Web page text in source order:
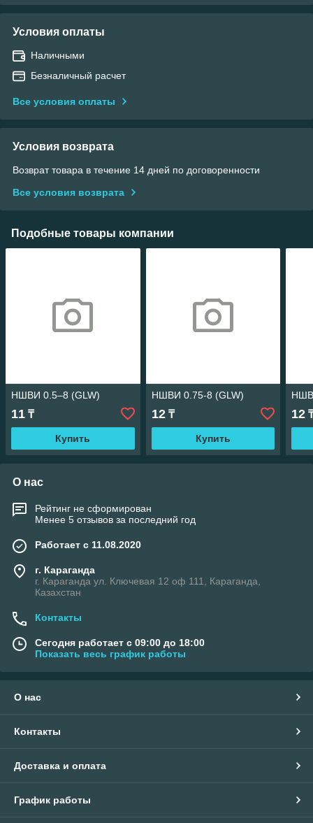
Условия оплаты
Наличными
Безналичный расчет
Все условия оплаты
Условия возврата
Возврат товара в течение 14 дней по договоренности
Все условия возврата
Подобные товары компании
НШВИ 0.5–8 (GLW)
11 ₸
Купить
НШВИ 0.75-8 (GLW)
12₸
Купить
12
О нас
Рейтинг не сформирован
Менее 5 отзывов за последний год
Работает с 11.08.2020
г. Караганда
г. Караганда ул. Ключевая 12 оф 111, Караганда,
Казахстан
Контакты
Сегодня работает с 09:00 до 18:00
Показать весь график работы
О нас
Контакты
Доставка и оплата
График работы